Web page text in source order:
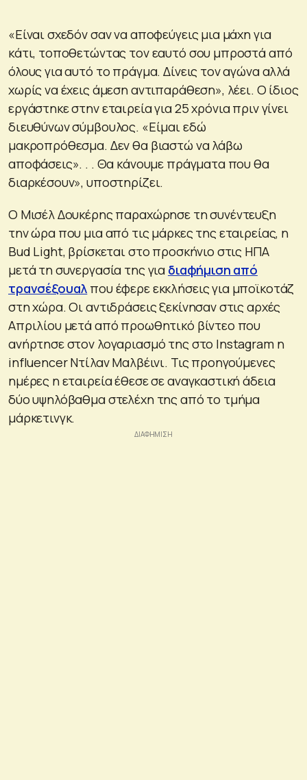
«Είναι σχεδόν σαν να αποφεύγεις μια μάχη για
κάτι, τοποθετώντας τον εαυτό σου μπροστά από
όλους για αυτό το πράγμα. Δίνεις τον αγώνα αλλά
χωρίς να έχεις άμεση αντιπαράθεση», λέει. Ο ίδιος
εργάστηκε στην εταιρεία για 25 χρόνια πριν γίνει
διευθύνων σύμβουλος. «Είμαι εδώ
μακροπρόθεσμα. Δεν θα βιαστώ να λάβω
αποφάσεις». . . Θα κάνουμε πράγματα που θα
διαρκέσουν», υποστηρίζει.
Ο Μισέλ Δουκέρης παραχώρησε τη συνέντευξη
την ώρα που μια από τις μάρκες της εταιρείας, η
Bud Light, βρίσκεται στο προσκήνιο στις ΗΠΑ
μετά τη συνεργασία της για διαφήμιση από
τρανσέξουαλ που έφερε εκκλήσεις για μποϊκοτάζ
στη χώρα. Οι αντιδράσεις ξεκίνησαν στις αρχές
Απριλίου μετά από προωθητικό βίντεο που
ανήρτησε στον λογαριασμό της στο Instagram η
influencer Ντίλαν Μαλβέινι. Τις προηγούμενες
ημέρες η εταιρεία έθεσε σε αναγκαστική άδεια
δύο υψηλόβαθμα στελέχη της από το τμήμα
μάρκετινγκ.